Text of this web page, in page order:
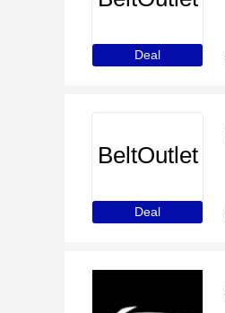
Deal
BeltOutlet
Deal